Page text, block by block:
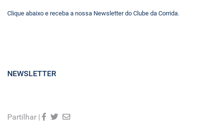
Clique abaixo e receba a nossa Newsletter do Clube da Corrida.
NEWSLETTER
Partilhar |